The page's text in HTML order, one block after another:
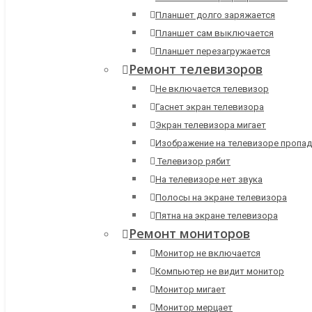
Планшет долго заряжается
Планшет сам выключается
Планшет перезагружается
Ремонт телевизоров
Не включается телевизор
Гаснет экран телевизора
Экран телевизора мигает
Изображение на телевизоре
Телевизор рябит
На телевизоре нет звука
Полосы на экране телевизора
Пятна на экране телевизора
Ремонт мониторов
Монитор не включается
Компьютер не видит монитор
Монитор мигает
Монитор мерцает